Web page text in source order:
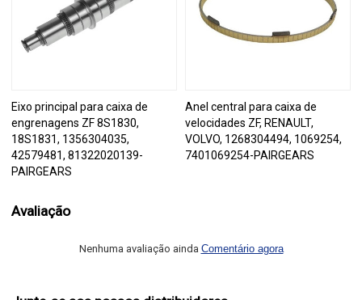
Eixo principal para caixa de
engrenagens ZF 8S1830,
18S1831, 1356304035,
42579481, 81322020139-
PAIRGEARS
Anel central para caixa de
velocidades ZF, RENAULT,
VOLVO, 1268304494, 1069254,
7401069254-PAIRGEARS
Avaliação
Nenhuma avaliação ainda Comentário agora